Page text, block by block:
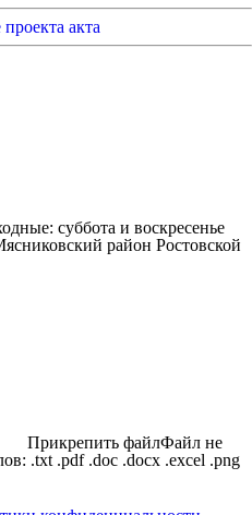
акта
суббота и воскресенье
район Ростовской
Прикрепить файлФайл не
.txt .pdf .doc .docx .excel .png